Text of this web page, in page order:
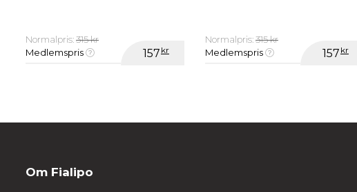
Normalpris:315 kr
Medlemspris
157kr
Normalpris:315 kr
Medlemspris
157kr
Om Fialipo